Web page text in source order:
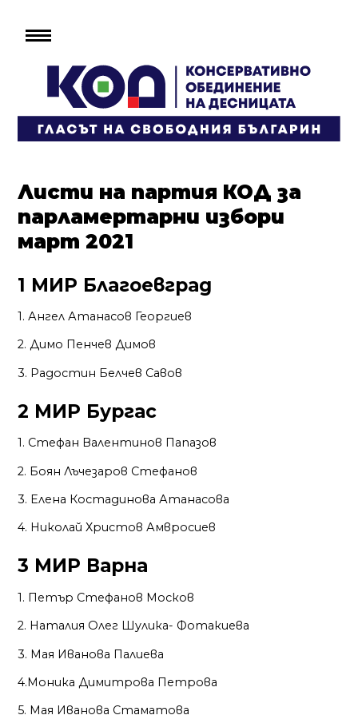
Листи на партия КОД за
парламертарни избори
март 2021
1 МИР Благоевград
1. Ангел Атанасов Георгиев
2. Димо Пенчев Димов
3. Радостин Белчев Савов
2 МИР Бургас
1. Стефан Валентинов Папазов
2. Боян Лъчезаров Стефанов
3. Елена Костадинова Атанасова
4. Николай Христов Амвросиев
3 МИР Варна
1. Петър Стефанов Москов
2. Наталия Олег Шулика- Фотакиева
3. Мая Иванова Палиева
4.Моника Димитрова Петрова
5. Мая Иванова Стаматова